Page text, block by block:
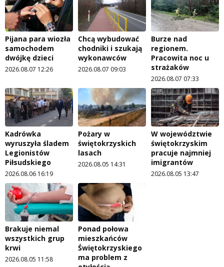
Pijana para wiozła
samochodem
dwójkę dzieci
2026.08.07 12:26
Chcą wybudować
chodniki i szukają
wykonawców
2026.08.07 09:03
Burze nad
regionem.
Pracowita noc u
strażaków
2026.08.07 07:33
Kadrówka
wyruszyła śladem
Legionistów
Piłsudskiego
2026.08.06 16:19
Pożary w
świętokrzyskich
lasach
2026.08.05 14:31
W województwie
świętokrzyskim
pracuje najmniej
imigrantów
2026.08.05 13:47
Brakuje niemal
wszystkich grup
krwi
2026.08.05 11:58
Ponad połowa
mieszkańców
Świętokrzyskiego
ma problem z